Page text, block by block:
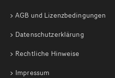
AGB und Lizenzbedingungen
Datenschutzerklärung
Rechtliche Hinweise
Impressum